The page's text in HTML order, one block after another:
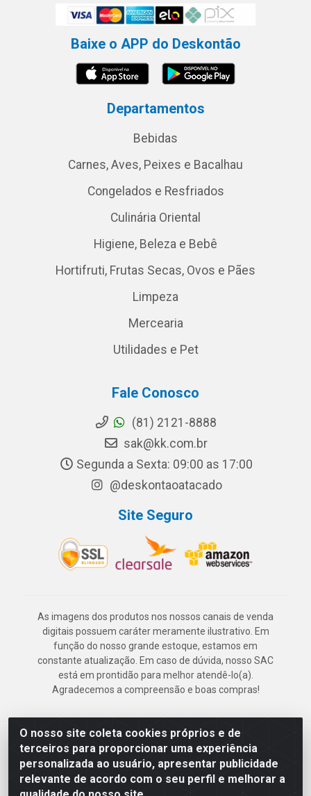
O nosso site coleta cookies próprios e de
terceiros para proporcionar uma experiência
personalizada ao usuário, apresentar publicidade
relevante de acordo com o seu perfil e melhorar a
Baixe o APP do Deskontão
Departamentos
Bebidas
Carnes, Aves, Peixes e Bacalhau
Congelados e Resfriados
Culinária Oriental
Higiene, Beleza e Bebê
Hortifruti, Frutas Secas, Ovos e Pães
Limpeza
Mercearia
Utilidades e Pet
Fale Conosco
(81) 2121-8888
sak@kk.com.br
Segunda a Sexta: 09:00 as 17:00
@deskontaoatacado
Site Seguro
As imagens dos produtos nos nossos canais de venda
digitais possuem caráter meramente ilustrativo. Em
função do nosso grande estoque, estamos em
constante atualização. Em caso de dúvida, nosso SAC
está em prontidão para melhor atendê-lo(a).
Agradecemos a compreensão e boas compras!
Deskontão Atacado - Av. Marechal Mascarenhas de Morais, 2471 -
Imbiribeira - Recife/PE - CEP 51.150-001 - CNPJ 24.150.377/0003-
57